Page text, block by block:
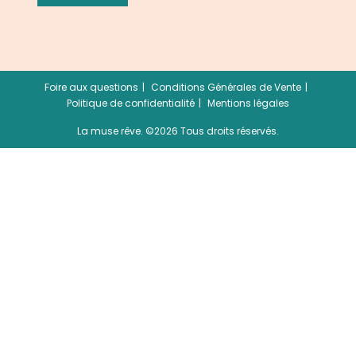
Foire aux questions
Conditions Générales de Vente
Politique de confidentialité
Mentions légales
La muse rêve. ©2026 Tous droits réservés.